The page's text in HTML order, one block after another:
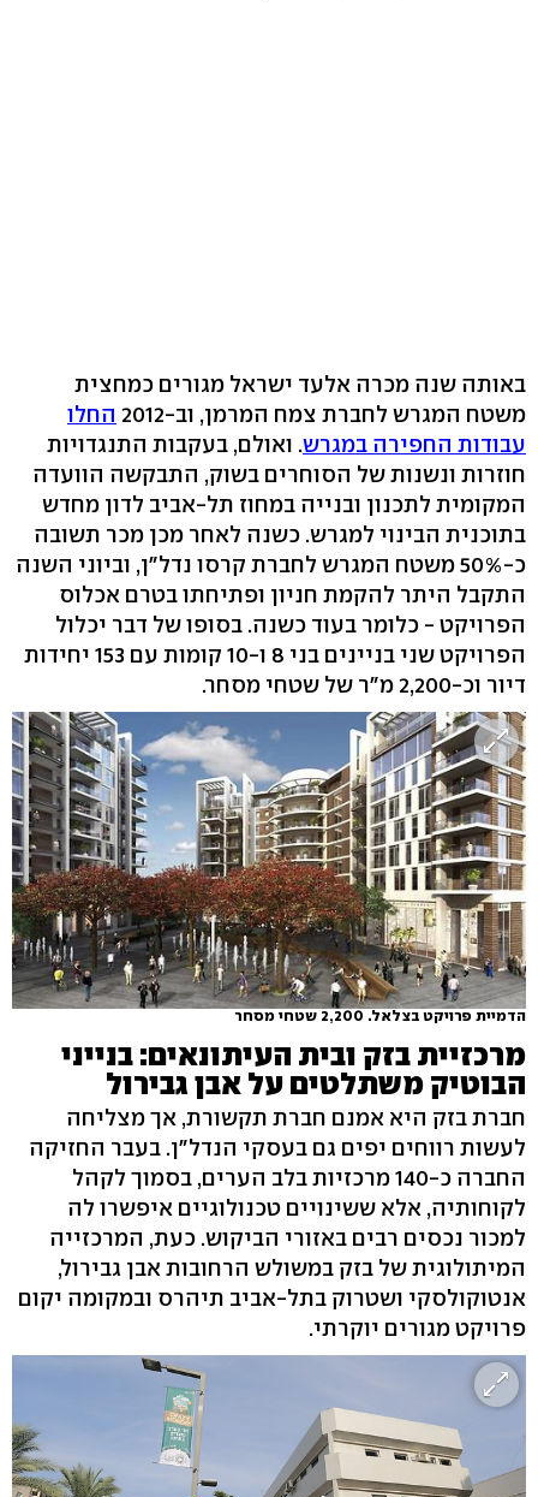
באותה שנה מכרה אלעד ישראל מגורים כמחצית
משטח המגרש לחברת צמח המרמן, וב-2012
החלו
עבודות החפירה במגרש. ואולם, בעקבות התנגדויות
חוזרות ונשנות של הסוחרים בשוק, התבקשה הוועדה
המקומית לתכנון ובנייה במחוז תל-אביב לדון מחדש
בתוכנית הבינוי למגרש. כשנה לאחר מכן מכר תשובה
כ-50% משטח המגרש לחברת קרסו נדל"ן, וביוני השנה
התקבל היתר להקמת חניון ופתיחתו בטרם אכלוס
הפרויקט - כלומר בעוד כשנה. בסופו של דבר יכלול
הפרויקט שני בניינים בני 8 ו-10 קומות עם 153 יחידות
דיור וכ-2,200 מ"ר של שטחי מסחר.
הדמיית פרויקט בצלאל. 2,200 שטחי מסחר
מרכזיית בזק ובית העיתונאים: בנייני
הבוטיק משתלטים על אבן גבירול
חברת בזק היא אמנם חברת תקשורת, אך מצליחה
לעשות רווחים יפים גם בעסקי הנדל"ן. בעבר החזיקה
החברה כ-140 מרכזיות בלב הערים, בסמוך לקהל
לקוחותיה, אלא ששינויים טכנולוגיים איפשרו לה
למכור נכסים רבים באזורי הביקוש. כעת, המרכזייה
המיתולוגית של בזק במשולש הרחובות אבן גבירול,
אנטוקולסקי ושטרוק בתל-אביב תיהרס ובמקומה יקום
פרויקט מגורים יוקרתי.